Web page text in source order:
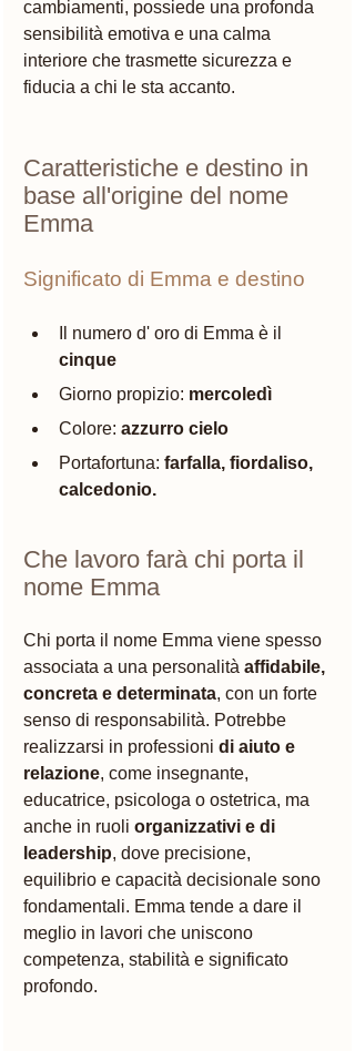
cambiamenti, possiede una profonda
sensibilità emotiva e una calma
interiore che trasmette sicurezza e
fiducia a chi le sta accanto.
Caratteristiche e destino in
base all'origine del nome
Emma
Significato di Emma e destino
Il numero d' oro di Emma è il
cinque
Giorno propizio: mercoledì
Colore: azzurro cielo
Portafortuna: farfalla, fiordaliso,
calcedonio.
Che lavoro farà chi porta il
nome Emma
Chi porta il nome Emma viene spesso
associata a una personalità affidabile,
concreta e determinata, con un forte
senso di responsabilità. Potrebbe
realizzarsi in professioni di aiuto e
relazione, come insegnante,
educatrice, psicologa o ostetrica, ma
anche in ruoli organizzativi e di
leadership, dove precisione,
equilibrio e capacità decisionale sono
fondamentali. Emma tende a dare il
meglio in lavori che uniscono
competenza, stabilità e significato
profondo.